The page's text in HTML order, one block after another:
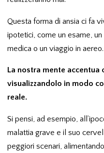
Questa forma di ansia ci fa
ipotetici, come un esame,
medica o un viaggio in aereo.
La nostra mente
visualizzandolo in modo
reale.
Si pensi, ad esempio, all’
malattia grave e il suo
peggiori scenari,